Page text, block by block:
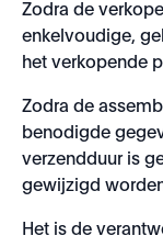
Zodra de
enkelvoudige,
het verkopende
Zodra de
benodigde
verzendduur is
gewijzigd
Het is de